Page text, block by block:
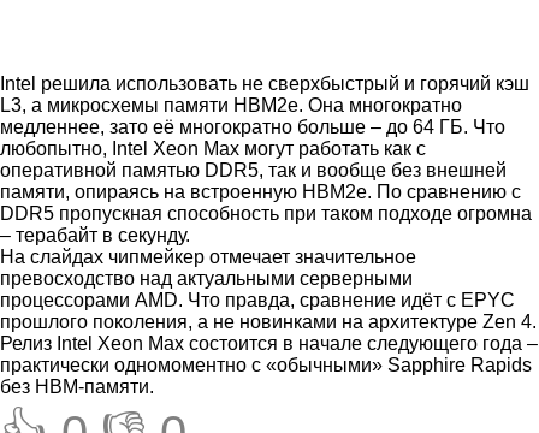
Intel решила использовать не сверхбыстрый и горячий кэш
L3, а микросхемы памяти HBM2e. Она многократно
медленнее, зато её многократно больше – до 64 ГБ. Что
любопытно, Intel Xeon Max могут работать как с
оперативной памятью DDR5, так и вообще без внешней
памяти, опираясь на встроенную HBM2e. По сравнению с
DDR5 пропускная способность при таком подходе огромна
– терабайт в секунду.
На слайдах чипмейкер отмечает значительное
превосходство над актуальными серверными
процессорами AMD. Что правда, сравнение идёт с EPYC
прошлого поколения, а не новинками на архитектуре Zen 4.
Релиз Intel Xeon Max состоится в начале следующего года –
практически одномоментно с «обычными» Sapphire Rapids
без HBM-памяти.